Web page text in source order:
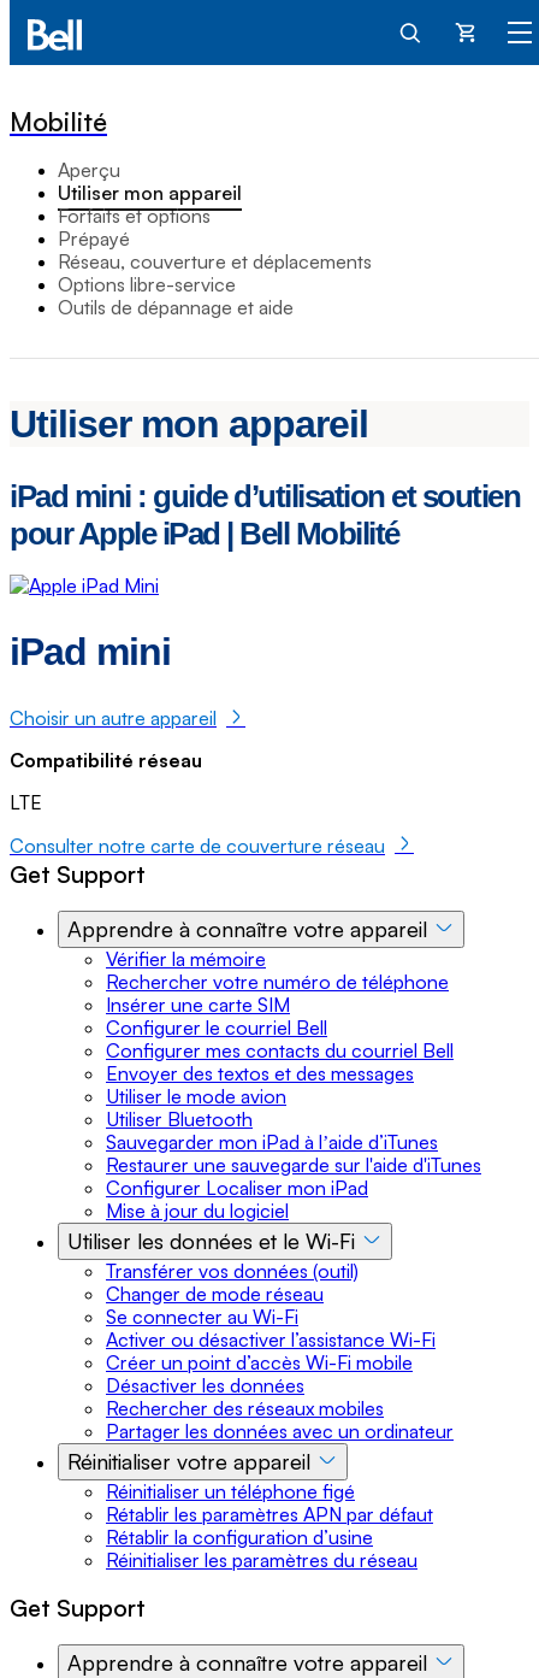
Panier
Mobilité
Aperçu
Utiliser mon appareil
Forfaits et options
Prépayé
Réseau, couverture et déplacements
Options libre-service
Outils de dépannage et aide
Utiliser mon appareil
iPad mini : guide d’utilisation et soutien
pour Apple iPad | Bell Mobilité
iPad mini
Choisir un autre appareil
Compatibilité réseau
LTE
Consulter notre carte de couverture réseau
Get Support
Apprendre à connaître votre appareil
Vérifier la mémoire
Rechercher votre numéro de téléphone
Insérer une carte SIM
Configurer le courriel Bell
Configurer mes contacts du courriel Bell
Envoyer des textos et des messages
Utiliser le mode avion
Utiliser Bluetooth
Sauvegarder mon iPad à lʼaide d’iTunes
Restaurer une sauvegarde sur l'aide d'iTunes
Configurer Localiser mon iPad
Mise à jour du logiciel
Utiliser les données et le Wi-Fi
Transférer vos données (outil)
Changer de mode réseau
Se connecter au Wi-Fi
Activer ou désactiver l’assistance Wi-Fi
Créer un point d’accès Wi-Fi mobile
Désactiver les données
Rechercher des réseaux mobiles
Partager les données avec un ordinateur
Réinitialiser votre appareil
Réinitialiser un téléphone figé
Rétablir les paramètres APN par défaut
Rétablir la configuration d’usine
Réinitialiser les paramètres du réseau
Get Support
Apprendre à connaître votre appareil